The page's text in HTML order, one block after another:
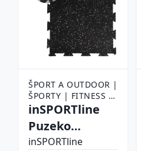
ŠPORT A OUTDOOR |
ŠPORTY | FITNESS |
POMÔCKY NA
PODLOŽKY NA
CVIČENIE
inSPORTline
Puzeko
50x50x1 cm
inSPORTline